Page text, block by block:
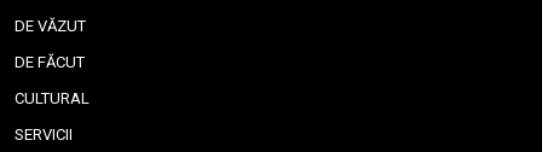
DE VĂZUT
DE FĂCUT
CULTURAL
SERVICII